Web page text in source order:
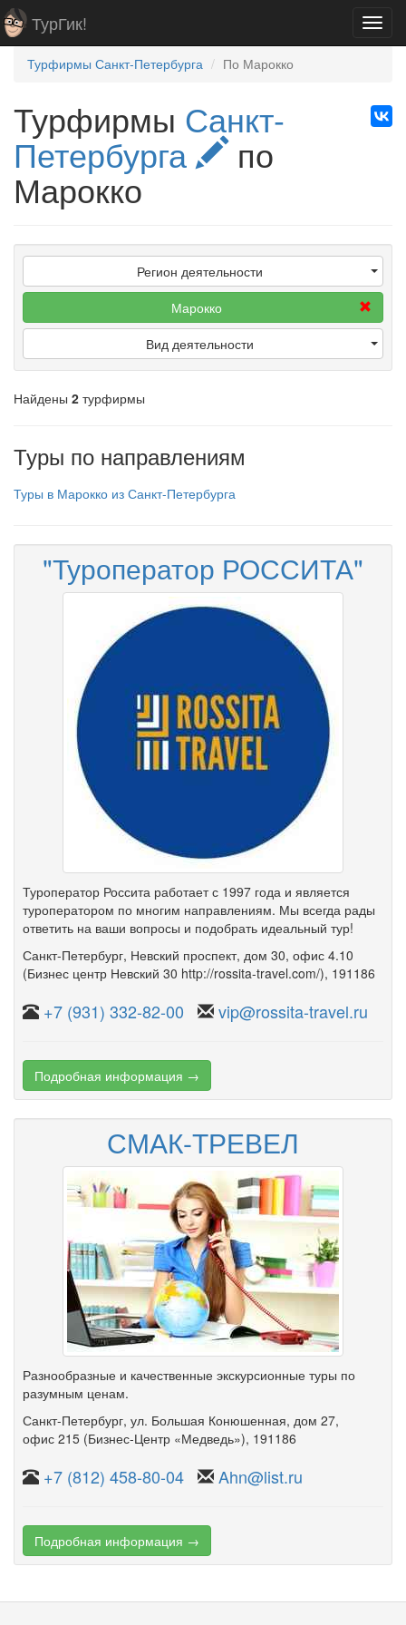
ТурГик!
Турфирмы Санкт-Петербурга По Марокко
Турфирмы Санкт-
Петербурга по
Марокко
Регион деятельности
Марокко
Вид деятельности
Найдены 2 турфирмы
Туры по направлениям
Туры в Марокко из Санкт-Петербурга
"Туроператор РОССИТА"
Туроператор Россита работает с 1997 года и является
туроператором по многим направлениям. Мы всегда рады
ответить на ваши вопросы и подобрать идеальный тур!
Санкт-Петербург, Невский проспект, дом 30, офис 4.10
(Бизнес центр Невский 30 http://rossita-travel.com/), 191186
+7 (931) 332-82-00 vip@rossita-travel.ru
Подробная информация →
СМАК-ТРЕВЕЛ
Разнообразные и качественные экскурсионные туры по
разумным ценам.
Санкт-Петербург, ул. Большая Конюшенная, дом 27,
офис 215 (Бизнес-Центр «Медведь»), 191186
+7 (812) 458-80-04 Ahn@list.ru
Подробная информация →